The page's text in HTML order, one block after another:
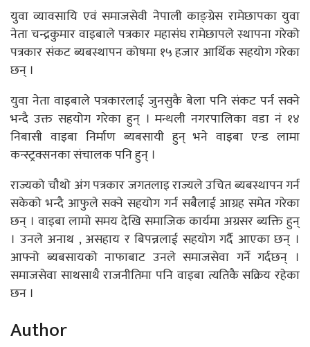
युवा व्यावसायि एवं समाजसेवी नेपाली काङ्ग्रेस रामेछापका युवा
नेता चन्द्रकुमार वाइबाले पत्रकार महासंघ रामेछापले स्थापना गरेको
पत्रकार संकट ब्यबस्थापन कोषमा १५ हजार आर्थिक सहयोग गरेका
छन् ।
युवा नेता वाइबाले पत्रकारलाई जुनसुकै बेला पनि संकट पर्न सक्ने
भन्दै उक्त सहयोग गरेका हुन् । मन्थली नगरपालिका वडा नं १४
निबासी वाइबा निर्माण ब्यबसायी हुन् भने वाइबा एन्ड लामा
कन्स्ट्रक्सनका संचालक पनि हुन् ।
राज्यको चौथो अंग पत्रकार जगतलाइ राज्यले उचित ब्यबस्थापन गर्न
सकेको भन्दै आफुले सक्ने सहयोग गर्न सबैलाई आग्रह समेत गरेका
छन् । वाइबा लामो समय देखि समाजिक कार्यमा अग्रसर ब्यक्ति हुन्
। उनले अनाथ , असहाय र बिपन्नलाई सहयोग गर्दै आएका छन् ।
आफ्नो ब्यबसायको नाफाबाट उनले समाजसेवा गर्ने गर्दछन् ।
समाजसेवा साथसाथै राजनीतिमा पनि वाइबा त्यतिकै सक्रिय रहेका
छन ।
Author